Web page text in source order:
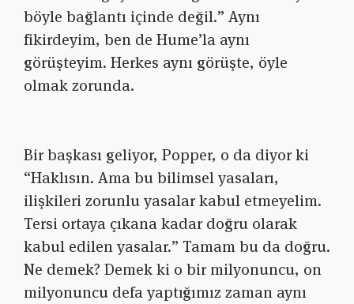
böyle bağlantı içinde değil.” Aynı
fikirdeyim, ben de Hume’la aynı
görüşteyim. Herkes aynı görüşte, öyle
olmak zorunda.
Bir başkası geliyor, Popper, o da diyor ki
“Haklısın. Ama bu bilimsel yasaları,
ilişkileri zorunlu yasalar kabul etmeyelim.
Tersi ortaya çıkana kadar doğru olarak
kabul edilen yasalar.” Tamam bu da doğru.
Ne demek? Demek ki o bir milyonuncu, on
milyonuncu defa yaptığımız zaman aynı